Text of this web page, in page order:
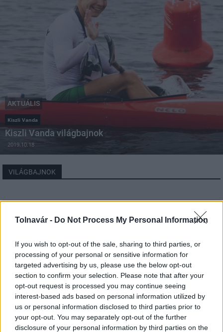
Tolnavár - Do Not Process My Personal Information
If you wish to opt-out of the sale, sharing to third parties, or
processing of your personal or sensitive information for
targeted advertising by us, please use the below opt-out
section to confirm your selection. Please note that after your
opt-out request is processed you may continue seeing
interest-based ads based on personal information utilized by
us or personal information disclosed to third parties prior to
your opt-out. You may separately opt-out of the further
disclosure of your personal information by third parties on the
AKTUÁLIS
Kiszli Vanda
Kiszli Vanda világbajnok
2019.10.18
VILÁGBAJNOK
HÍRLEVÉL
Név
E-mail cím
Feliratkozom a hírlevélre és elfogadom azadatvédelmi
szabályzatot!